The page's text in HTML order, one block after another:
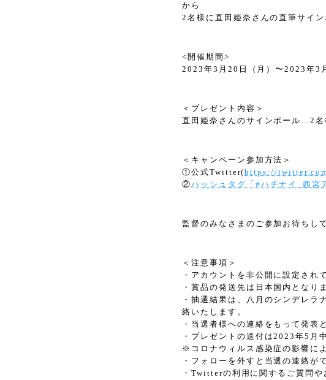
から
2名様に直田姫奈さんの直筆サイ
<開催期間>
2023年3月20日（月）〜2023年3
＜プレゼント内容＞
直田姫奈さんのサインボール…2名
＜キャンペーン参加方法＞
①公式Twitter(https://
②ハッシュタグ「#ハチナイ_西宮
監督のみなさまのご参加お待ちし
＜注意事項＞
・アカウントを非公開に設定され
・賞品の発送先は日本国内となり
・抽選結果は、八月のシンデレ
絡いたします。
・当選者様への連絡をもって発表
・プレゼントの送付は2023年5月
※コロナウィルス感染症の影響に
・フォローを外すと当選の連絡が
・Twitterの利用に関するご質問